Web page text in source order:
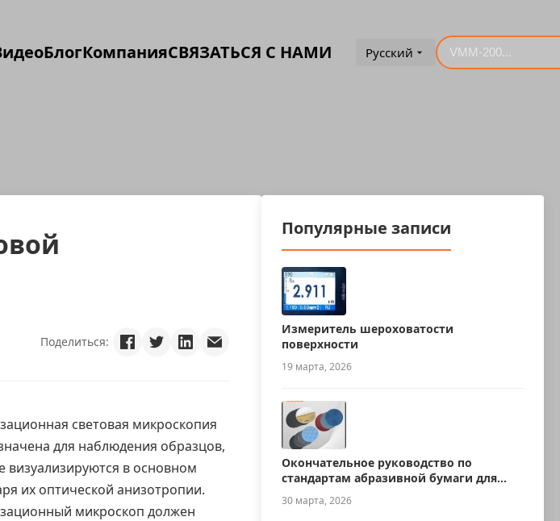
БлогКомпанияСВЯЗАТЬСЯ С НАМИ Русский
Поделиться:
световая микроскопия
для наблюдения образцов,
визуализируются в основном
их оптической анизотропии.
микроскоп должен
Популярные записи
Измеритель шероховатости
поверхности
19 марта, 2026
Окончательное руководство по
стандартам абразивной бумаги для
металлографии
30 марта, 2026